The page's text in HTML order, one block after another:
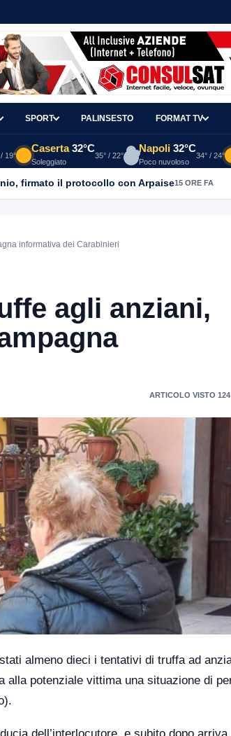
SPORT PALINSESTO FORMAT TV
19°
Caserta 32°C
Soleggiato
35° / 22°
Napoli 32°C
Poco nuvoloso
34° / 24°
firmato il protocollo con Arpaise15 ORE FA
informativa dei Carabinieri
agli anziani,
ARTICOLO VISTO
almeno dieci i tentativi di truffa ad
alla potenziale vittima una situazione di